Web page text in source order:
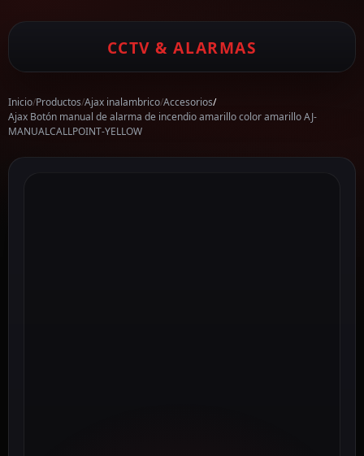
CCTV & ALARMAS
Inicio/Productos/Ajax inalambrico/Accesorios/
Ajax Botón manual de alarma de incendio amarillo color amarillo AJ-
MANUALCALLPOINT-YELLOW